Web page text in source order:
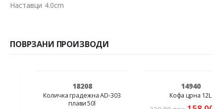
Наставци 4.0cm
ПОВРЗАНИ ПРОИЗВОДИ
Количка градежна AD-303
плави 50l
Кофа црна 12L